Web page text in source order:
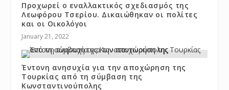
Προχωρεί ο εναλλακτικός σχεδιασμός της
Λεωφόρου Τσερίου. Δικαιώθηκαν οι πολίτες
και οι Οικολόγοι
January 21, 2022
Έντονη ανησυχία για την αποχώρηση της
Τουρκίας από τη σύμβαση της
Κωνσταντινούπολης